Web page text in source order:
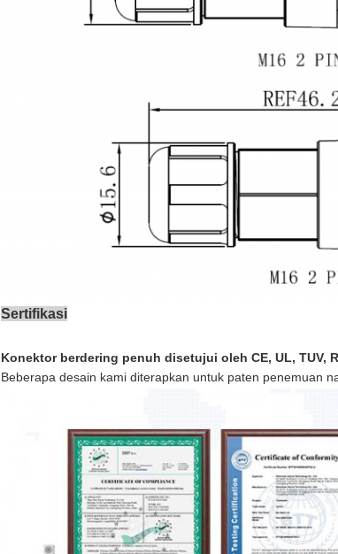
Sertifikasi
Konektor berdering penuh disetujui oleh CE, UL, TUV,
Beberapa desain kami diterapkan untuk paten penemuan